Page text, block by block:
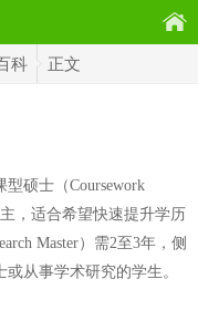
科 正文
硕士（Coursework
，适合希望快速提升学历
Master）需2至3年，侧
从事学术研究的学生。